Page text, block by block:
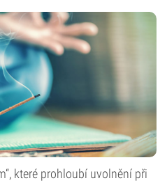
které prohloubí uvolnění při